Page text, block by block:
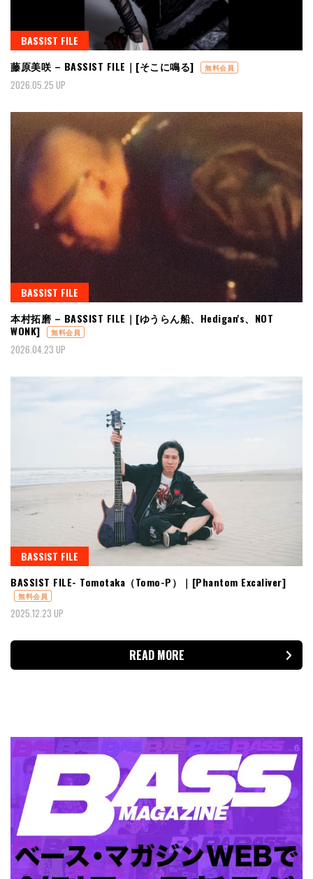
BASSIST FILE
藤原美咲 – BASSIST FILE｜[そこに鳴る]
無料会員
2026.05.25 UP
BASSIST FILE
本村拓磨 – BASSIST FILE｜[ゆうらん船、Hedigan's、NOT
WONK]
無料会員
2026.04.23 UP
BASSIST FILE
BASSIST FILE- Tomotaka（Tomo-P）｜[Phantom Excaliver]
無料会員
2025.12.23 UP
READ MORE